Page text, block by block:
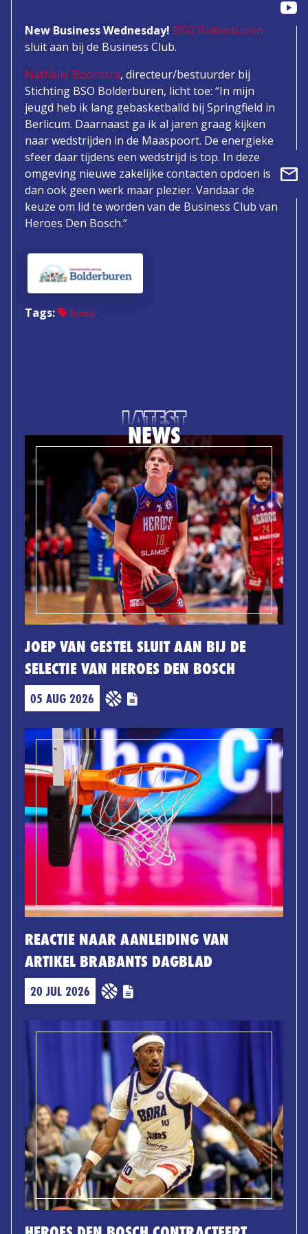
New Business Wednesday! BSO Bolderburen
sluit aan bij de Business Club.
Nathalie Boonstra, directeur/bestuurder bij
Stichting BSO Bolderburen, licht toe: “In mijn
jeugd heb ik lang gebasketballd bij Springfield in
Berlicum. Daarnaast ga ik al jaren graag kijken
naar wedstrijden in de Maaspoort. De energieke
sfeer daar tijdens een wedstrijd is top. In deze
omgeving nieuwe zakelijke contacten opdoen is
dan ook geen werk maar plezier. Vandaar de
keuze om lid te worden van de Business Club van
Heroes Den Bosch.”
Tags: Business
LATEST
NEWS
JOEP VAN GESTEL SLUIT AAN BIJ DE
SELECTIE VAN HEROES DEN BOSCH
05 AUG 2026
REACTIE NAAR AANLEIDING VAN
ARTIKEL BRABANTS DAGBLAD
20 JUL 2026